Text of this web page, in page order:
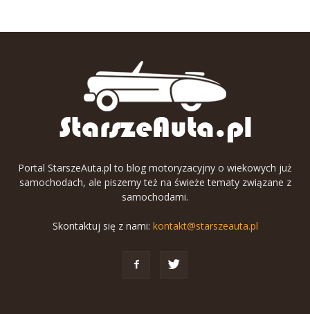
Portal StarszeAuta.pl to blog motoryzacyjny o wiekowych już
samochodach, ale piszemy też na świeże tematy związane z
samochodami.
Skontaktuj się z nami: kontakt@starszeauta.pl